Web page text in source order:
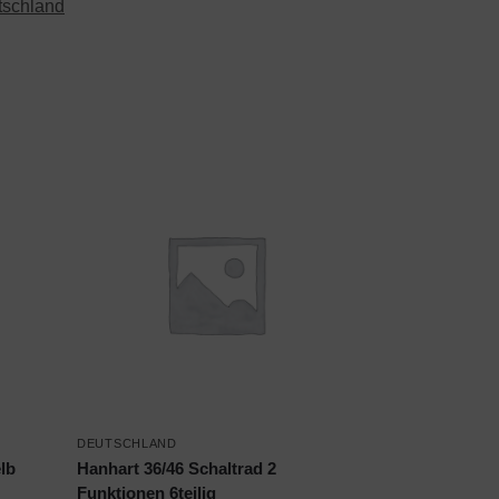
DEUTSCHLAND
Hanhart 36/46 Schaltrad 2
Funktionen 6teilig